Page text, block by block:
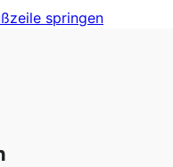
springen